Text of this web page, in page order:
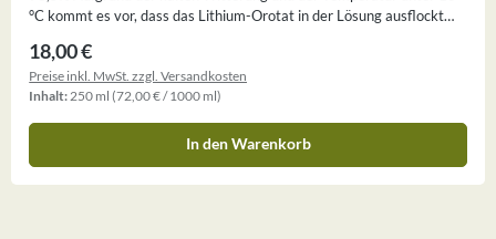
°C kommt es vor, dass das Lithium-Orotat in der Lösung ausflockt
die Flocken oder weißen Bodensatz aufzulösen, erwärmen Sie die
Lithium-Orotat Lösung langsam in einem Wasserbad auf 50 °C und
schütteln Sie die Flasche 1 x am Tag.Dieses Produkt wird lediglich als
Rohstoff vertrieben.Bei Zimmertemperatur lagern, nicht im
Kühlschrank. 2 ml entspricht ca. 1 mg reines, elementares
Lithium.Molmasse: 162,03 g/mol Seien Sie auf der Hut und schauen
Sie genau hin! Im Handel werden oft Lithium Produkte angeboten mit
Inhalt:250 ml (72,00 € / 1000 ml)
Regulärer Preis:
18,00 €
Preise inkl. MwSt. zzgl. Versandkosten
In den Warenkorb